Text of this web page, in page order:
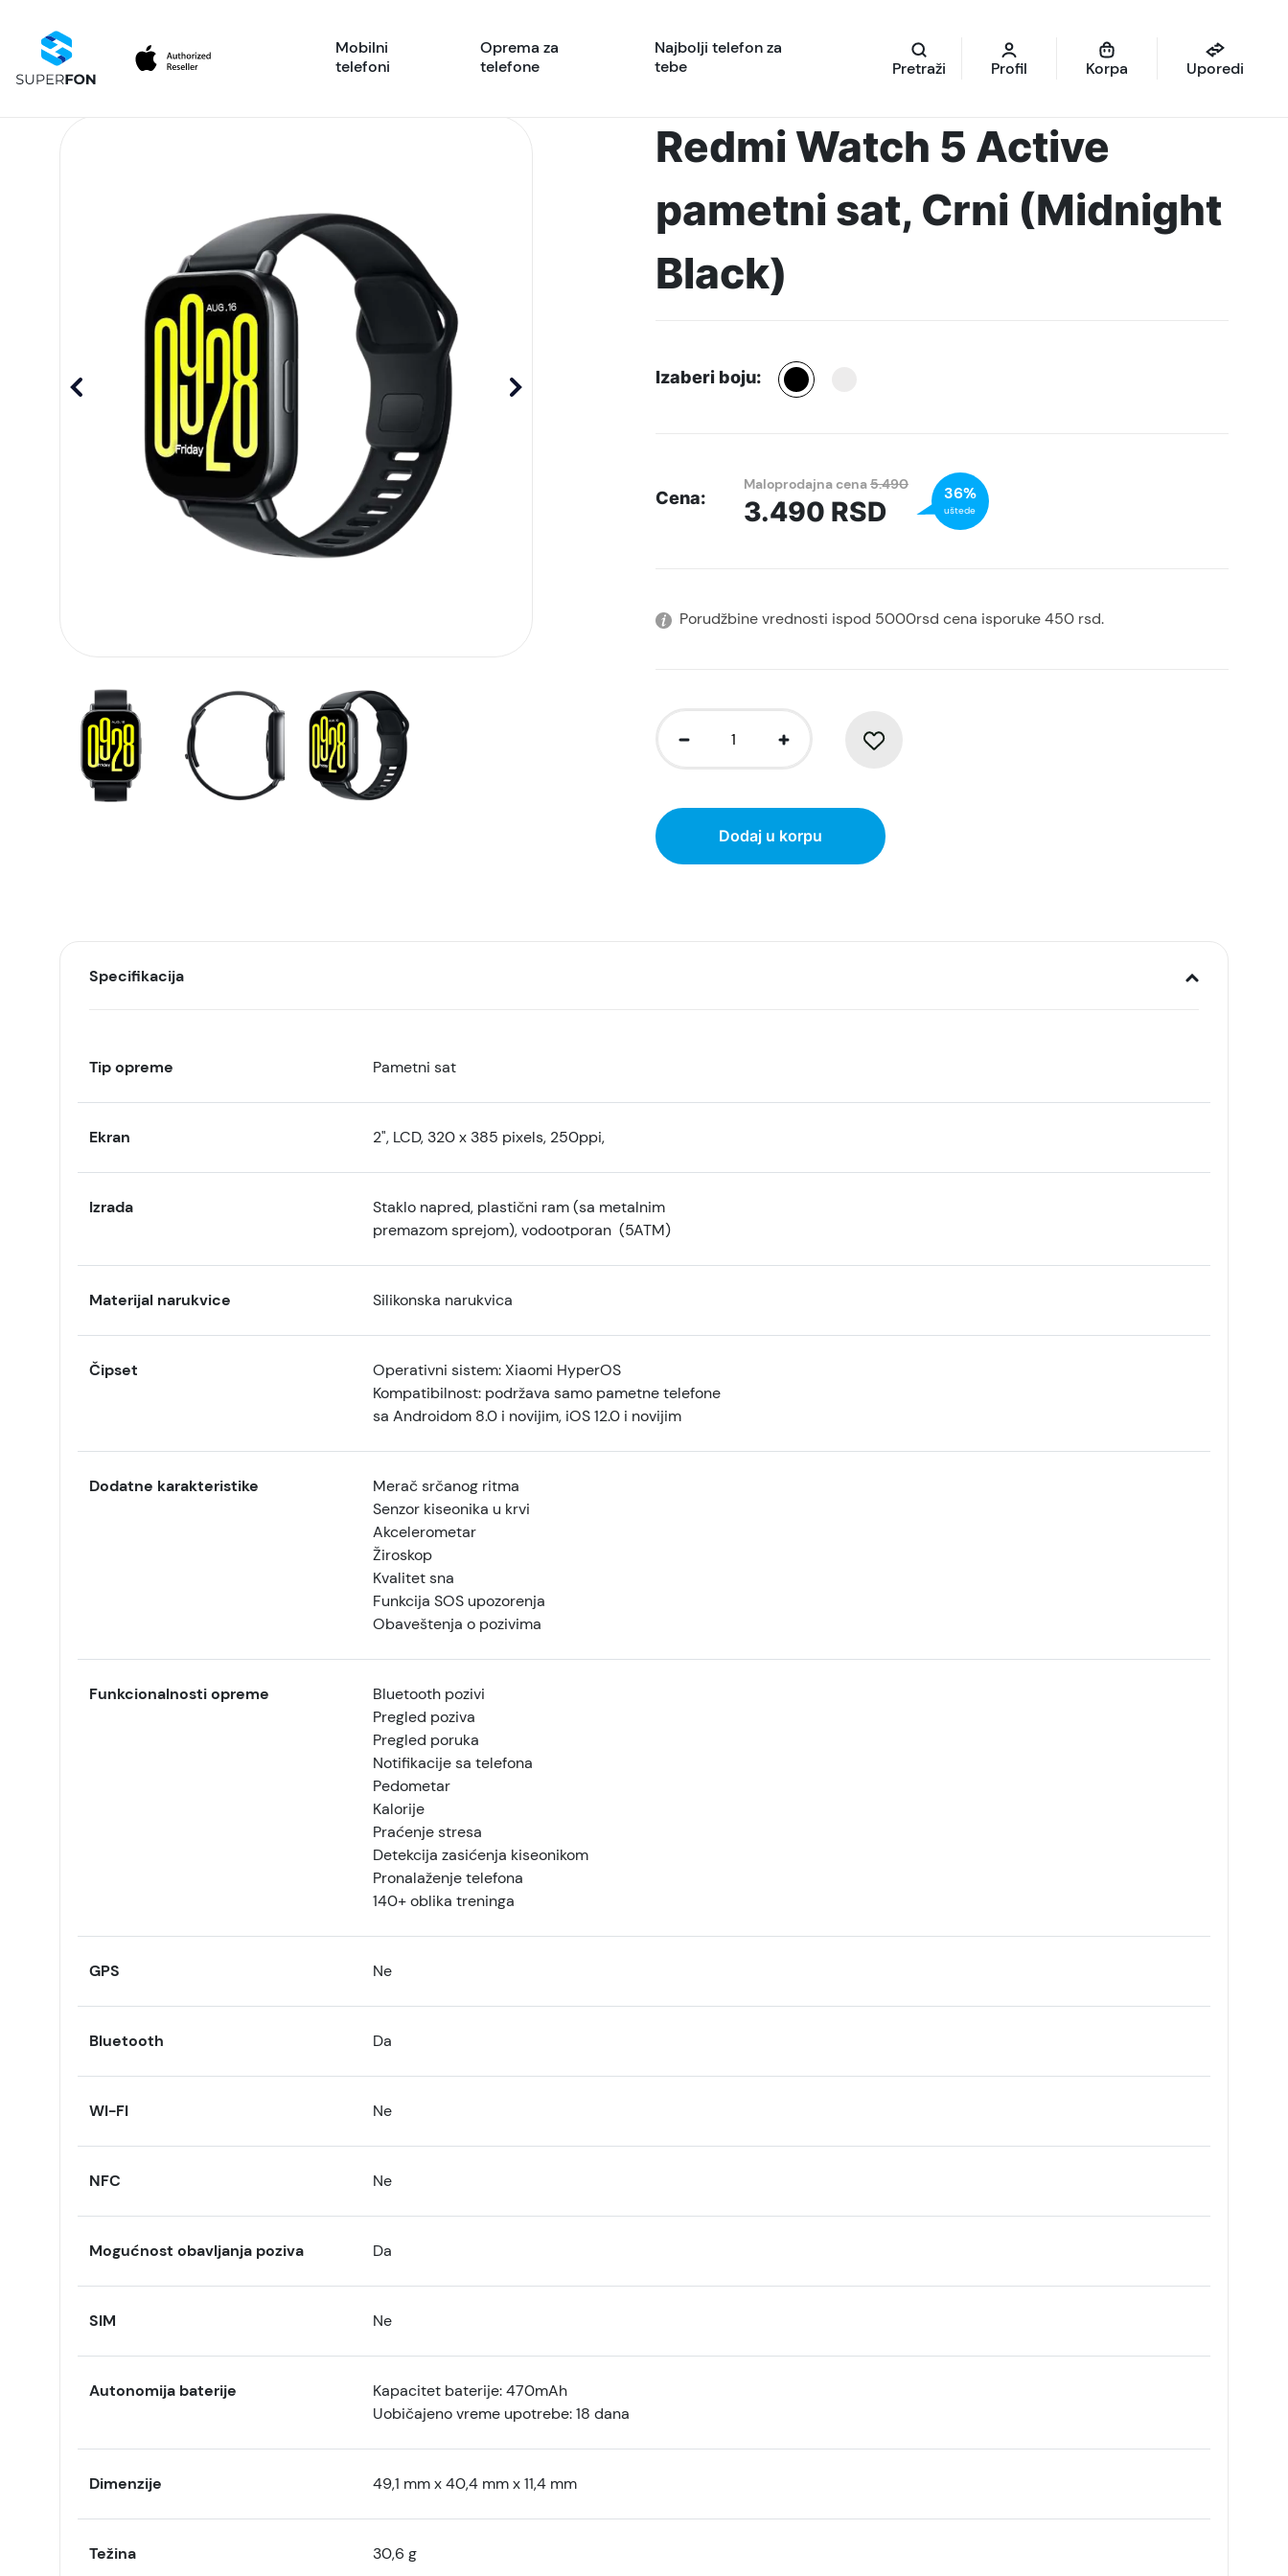
Mobilni
telefoni
Oprema za
telefone
Najbolji telefon za
tebe
Pretraži Profil Korpa Uporedi
Redmi Watch 5 Active
pametni sat, Crni (Midnight
Black)
Izaberi boju:
Cena:
Maloprodajna cena5.490
3.490 RSD
36%
uštede
Porudžbine vrednosti ispod 5000rsd cena isporuke 450 rsd.
Dodaj u korpu
Specifikacija
Tip opreme Pametni sat
Ekran 2", LCD, 320 x 385 pixels, 250ppi,
Izrada
Staklo napred, plastični ram (sa metalnim
premazom sprejom), vodootporan (5ATM)
Materijal narukvice Silikonska narukvica
Čipset
Operativni sistem: Xiaomi HyperOS
Kompatibilnost: podržava samo pametne telefone
sa Androidom 8.0 i novijim, iOS 12.0 i novijim
Dodatne karakteristike
Merač srčanog ritma
Senzor kiseonika u krvi
Akcelerometar
Žiroskop
Kvalitet sna
Funkcija SOS upozorenja
Obaveštenja o pozivima
Funkcionalnosti opreme
Bluetooth pozivi
Pregled poziva
Pregled poruka
Notifikacije sa telefona
Pedometar
Kalorije
Praćenje stresa
Detekcija zasićenja kiseonikom
Pronalaženje telefona
140+ oblika treninga
GPS Ne
Bluetooth Da
WI-FI Ne
NFC Ne
Mogućnost obavljanja poziva Da
SIM Ne
Autonomija baterije
Kapacitet baterije: 470mAh
Uobičajeno vreme upotrebe: 18 dana
Dimenzije 49,1 mm x 40,4 mm x 11,4 mm
Težina 30,6 g